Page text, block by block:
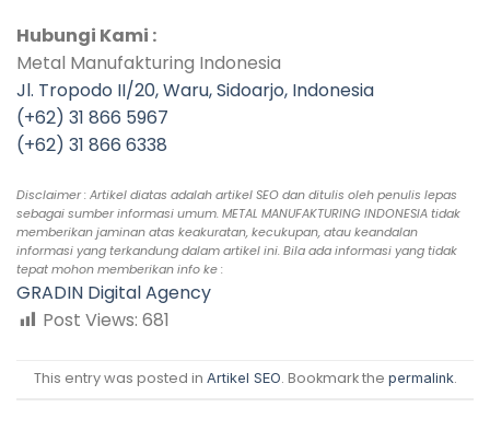
Hubungi Kami :
Metal Manufakturing Indonesia
Jl. Tropodo II/20, Waru, Sidoarjo, Indonesia
(+62) 31 866 5967
(+62) 31 866 6338
Disclaimer : Artikel diatas adalah artikel SEO dan ditulis oleh penulis lepas
sebagai sumber informasi umum. METAL MANUFAKTURING INDONESIA tidak
memberikan jaminan atas keakuratan, kecukupan, atau keandalan
informasi yang terkandung dalam artikel ini. Bila ada informasi yang tidak
tepat mohon memberikan info ke :
GRADIN Digital Agency
Post Views: 681
This entry was posted in Artikel SEO. Bookmark the permalink.